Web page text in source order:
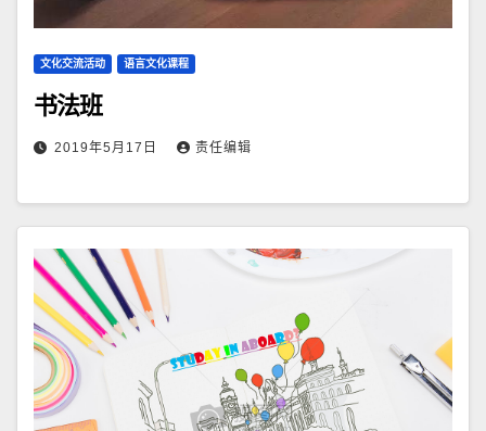
文化交流活动 语言文化课程
书法班
2019年5月17日 责任编辑